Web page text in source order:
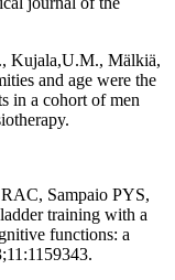
Kujala,U.M., Mälkiä,
and age were the
in a cohort of men
Sampaio PYS,
training with a
functions: a